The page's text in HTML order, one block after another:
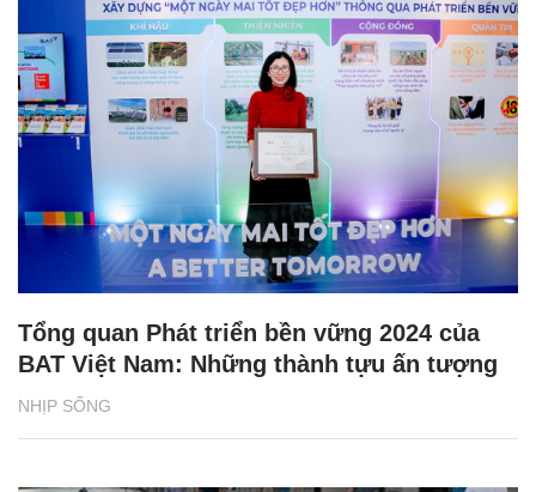
NHỊP SỐNG
Tổng quan Phát triển bền vững 2024 của
BAT Việt Nam: Những thành tựu ấn tượng